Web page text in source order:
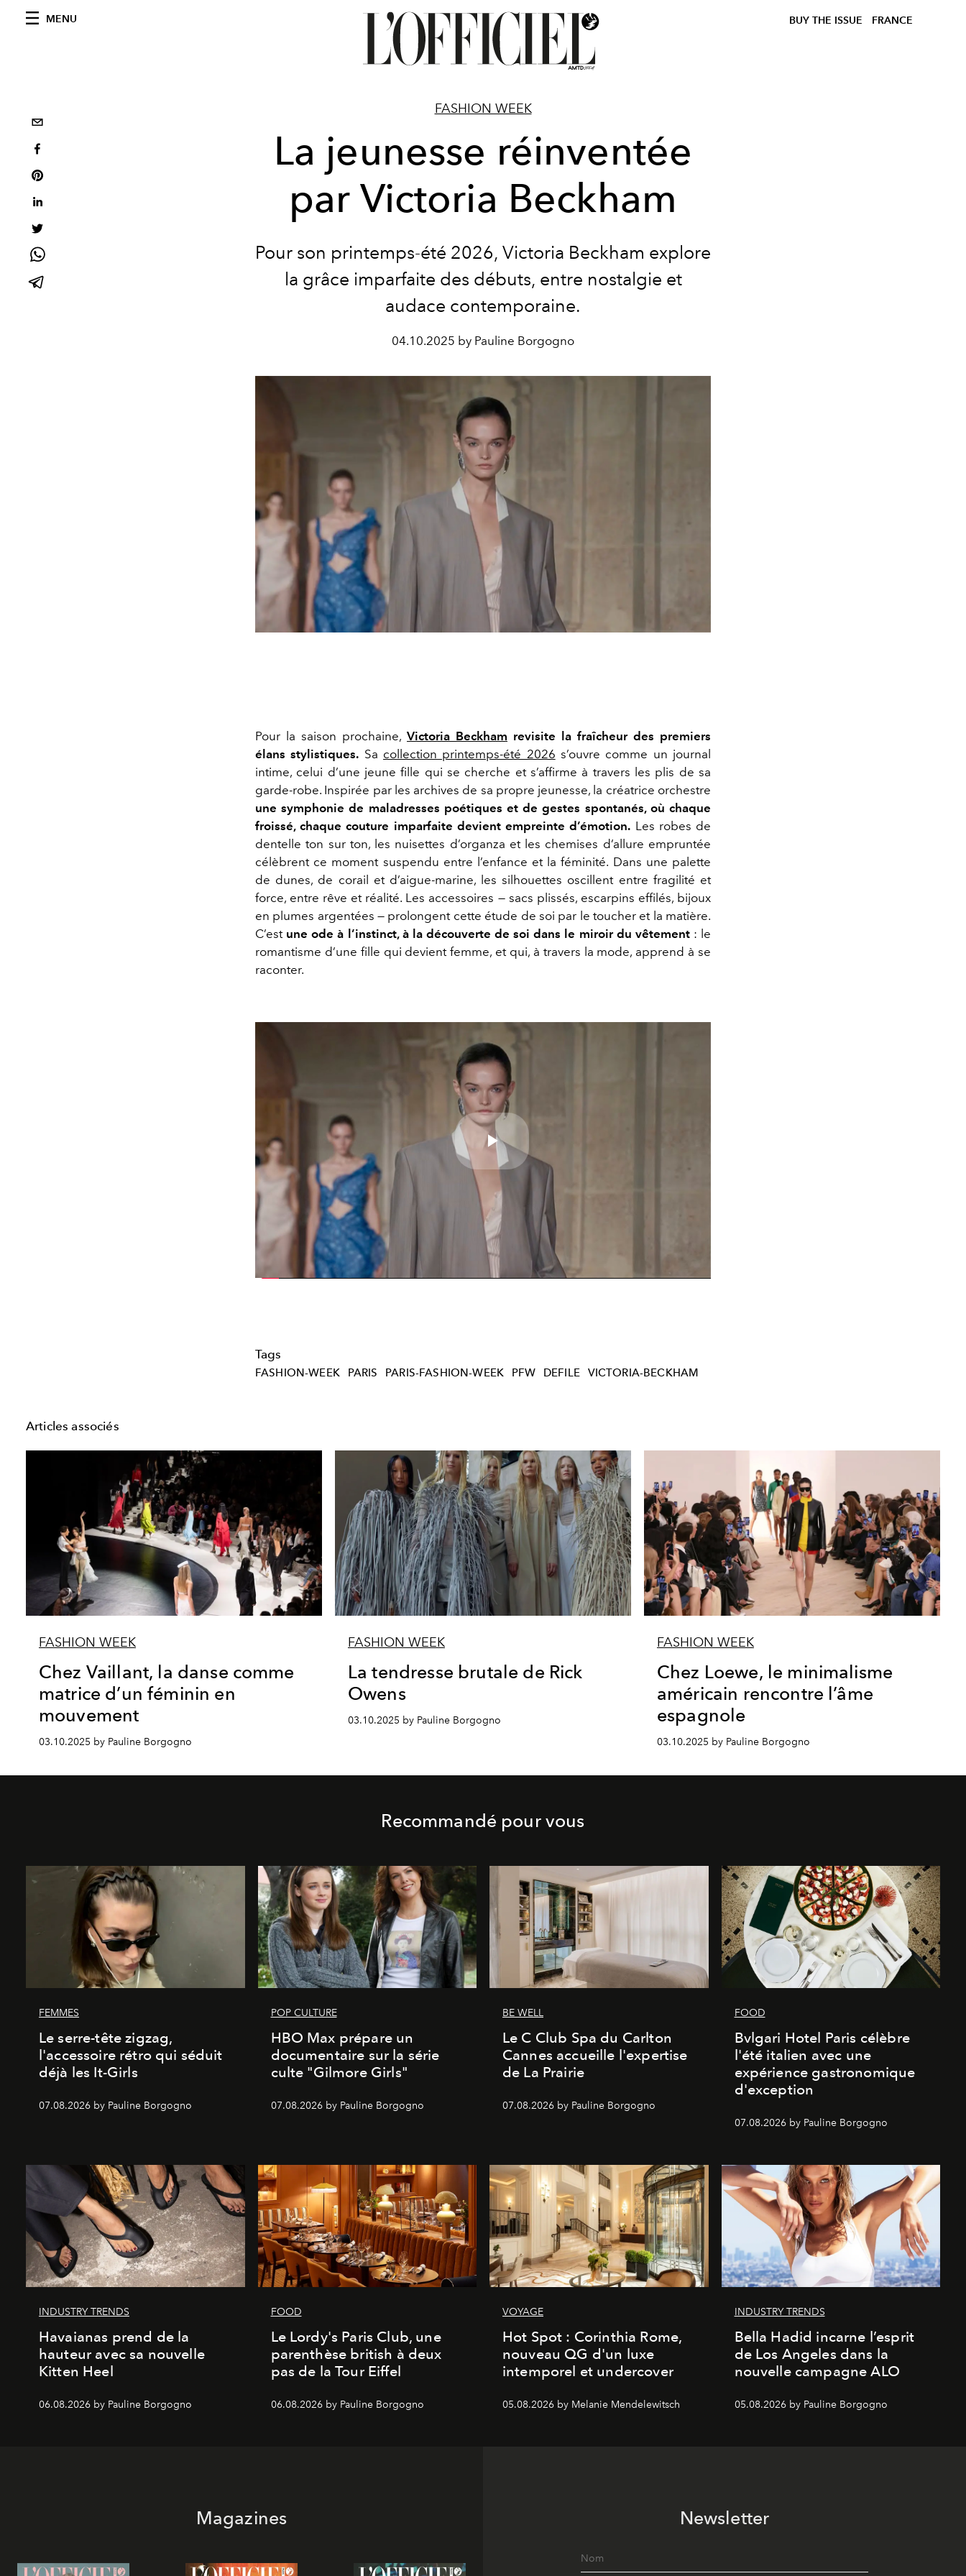
MENU BUY THE ISSUE FRANCE
FASHION WEEK
La jeunesse réinventée
par Victoria Beckham
Pour son printemps-été 2026, Victoria Beckham explore
la grâce imparfaite des débuts, entre nostalgie et
audace contemporaine.
04.10.2025 by Pauline Borgogno
Pour la saison prochaine, Victoria Beckham revisite la fraîcheur des premiers
élans stylistiques. Sa collection printemps-été 2026 s’ouvre comme un journal
intime, celui d’une jeune fille qui se cherche et s’affirme à travers les plis de sa
garde-robe. Inspirée par les archives de sa propre jeunesse, la créatrice orchestre
une symphonie de maladresses poétiques et de gestes spontanés, où chaque
froissé, chaque couture imparfaite devient empreinte d’émotion. Les robes de
dentelle ton sur ton, les nuisettes d’organza et les chemises d’allure empruntée
célèbrent ce moment suspendu entre l’enfance et la féminité. Dans une palette
de dunes, de corail et d’aigue-marine, les silhouettes oscillent entre fragilité et
force, entre rêve et réalité. Les accessoires — sacs plissés, escarpins effilés, bijoux
en plumes argentées — prolongent cette étude de soi par le toucher et la matière.
C’est une ode à l’instinct, à la découverte de soi dans le miroir du vêtement : le
romantisme d’une fille qui devient femme, et qui, à travers la mode, apprend à se
raconter.
Play
Video
Tags
FASHION-WEEK PARIS PARIS-FASHION-WEEK PFW DEFILE VICTORIA-BECKHAM
Articles associés
FASHION WEEK
Chez Vaillant, la danse comme
matrice d’un féminin en
mouvement
03.10.2025 by Pauline Borgogno
FASHION WEEK
La tendresse brutale de Rick
Owens
03.10.2025 by Pauline Borgogno
FASHION WEEK
Chez Loewe, le minimalisme
américain rencontre l’âme
espagnole
03.10.2025 by Pauline Borgogno
Recommandé pour vous
FEMMES
Le serre-tête zigzag,
l'accessoire rétro qui séduit
déjà les It-Girls
07.08.2026 by Pauline Borgogno
POP CULTURE
HBO Max prépare un
documentaire sur la série
culte "Gilmore Girls"
07.08.2026 by Pauline Borgogno
BE WELL
Le C Club Spa du Carlton
Cannes accueille l'expertise
de La Prairie
07.08.2026 by Pauline Borgogno
FOOD
Bvlgari Hotel Paris célèbre
l'été italien avec une
expérience gastronomique
d'exception
07.08.2026 by Pauline Borgogno
INDUSTRY TRENDS
Havaianas prend de la
hauteur avec sa nouvelle
Kitten Heel
06.08.2026 by Pauline Borgogno
FOOD
Le Lordy's Paris Club, une
parenthèse british à deux
pas de la Tour Eiffel
06.08.2026 by Pauline Borgogno
VOYAGE
Hot Spot : Corinthia Rome,
nouveau QG d'un luxe
intemporel et undercover
05.08.2026 by Melanie Mendelewitsch
INDUSTRY TRENDS
Bella Hadid incarne l’esprit
de Los Angeles dans la
nouvelle campagne ALO
05.08.2026 by Pauline Borgogno
Magazines Newsletter